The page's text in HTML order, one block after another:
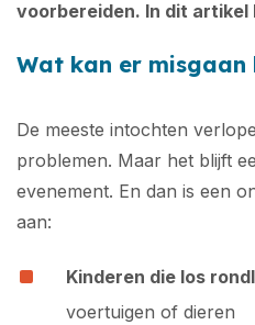
voorbereiden. In dit artikel
Wat kan er misgaan
De meeste intochten
problemen. Maar het blijft
evenement. En dan is een
aan:
Kinderen die los
voertuigen of dieren